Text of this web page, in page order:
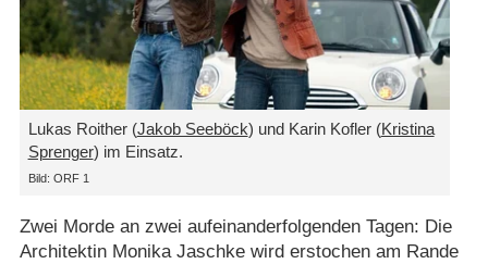
Lukas Roither (Jakob Seeböck) und Karin Kofler (Kristina
Sprenger) im Einsatz.
Bild: ORF 1
Zwei Morde an zwei aufeinanderfolgenden Tagen: Die
Architektin Monika Jaschke wird erstochen am Rande